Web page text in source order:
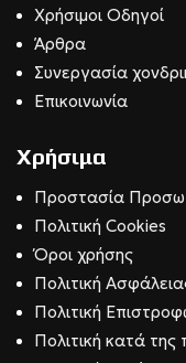
Χρήσιμοι Οδηγοί
Άρθρα
Συνεργασία
Επικοινωνία
Χρήσιμα
Προστασία
Πολιτική Cookies
Όροι χρήσης
Πολιτική
Πολιτική
Πολιτική κατά της